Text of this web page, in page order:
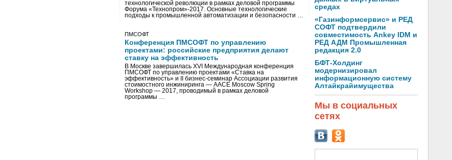
технологической революции в рамках деловой программы
Форума «Технопром»-2017. Основные технологические
подходы к промышленной автоматизации и безопасности …
ПМСОФТ
Конференция ПМСОФТ по управлению
проектами: российские предприятия делают
ставку на эффективность
В Москве завершилась XVI Международная конференция
ПМСОФТ по управлению проектами «Ставка на
эффективность» и II бизнес-семинар Ассоциации развития
стоимостного инжиниринга — AACE Moscow Spring
Workshop — 2017, проводимый в рамках деловой
программы …
средах
«Газинформсервис» и РЕД
СОФТ подтвердили
совместимость Ankey IDM и
РЕД АДМ Промышленная
редакция 2.0
БФТ-Холдинг
модернизировал
информационную систему
Алтайкрайимущества
Мы в социальных
сетях